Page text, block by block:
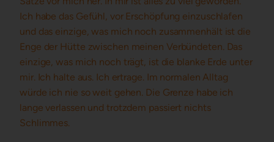
Ich habe das Gefühl, vor Erschöpfung einzuschlafen
und das einzige, was mich noch zusammenhält ist die
Enge der Hütte zwischen meinen Verbündeten. Das
einzige, was mich noch trägt, ist die blanke Erde unter
mir. Ich halte aus. Ich ertrage. Im normalen Alltag
würde ich nie so weit gehen. Die Grenze habe ich
lange verlassen und trotzdem passiert nichts
Schlimmes.